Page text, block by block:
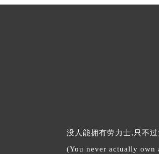
没人能拥有劳力士,只不
(You never actually